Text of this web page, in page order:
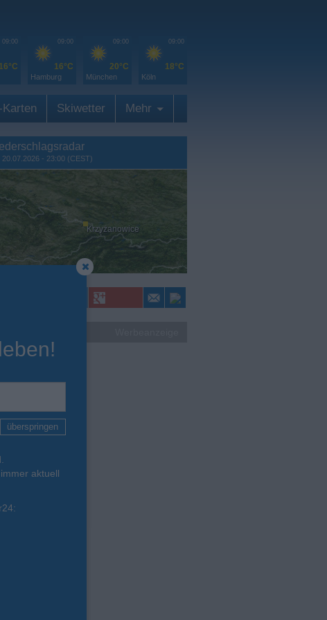
09:00
16°C
09:00
16°C
Hamburg
09:00
20°C
München
09:00
18°C
Köln
Skiwetter Mehr
20.07.2026 - 23:00 (CEST)
Krzyżanowice
überspringen
aktuell